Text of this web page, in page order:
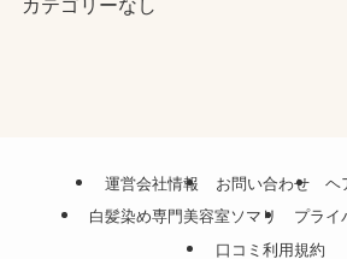
カテゴリーなし
運営会社情報 お問い合わせ
ヘ
白髪染め専門美容室ソマリ
プライ
口コミ利用規約